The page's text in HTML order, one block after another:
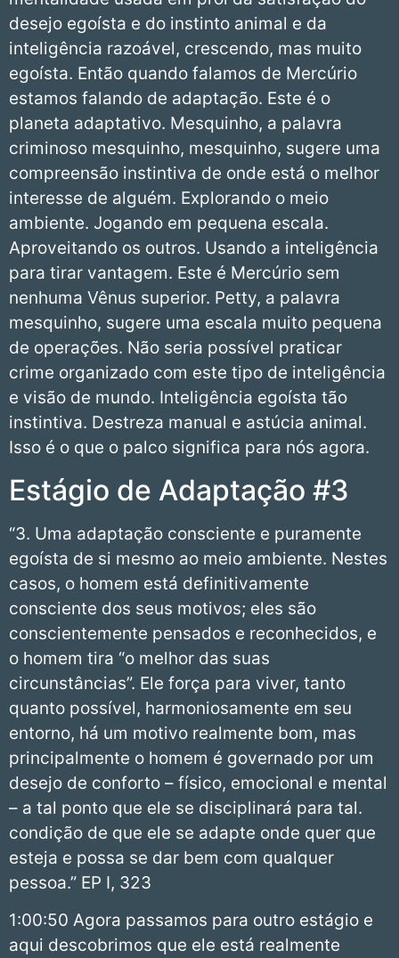
desejo egoísta e do instinto animal e da
inteligência razoável, crescendo, mas muito
egoísta. Então quando falamos de Mercúrio
estamos falando de adaptação. Este é o
planeta adaptativo. Mesquinho, a palavra
criminoso mesquinho, mesquinho, sugere uma
compreensão instintiva de onde está o melhor
interesse de alguém. Explorando o meio
ambiente. Jogando em pequena escala.
Aproveitando os outros. Usando a inteligência
para tirar vantagem. Este é Mercúrio sem
nenhuma Vênus superior. Petty, a palavra
mesquinho, sugere uma escala muito pequena
de operações. Não seria possível praticar
crime organizado com este tipo de inteligência
e visão de mundo. Inteligência egoísta tão
instintiva. Destreza manual e astúcia animal.
Isso é o que o palco significa para nós agora.
Estágio de Adaptação #3
“3. Uma adaptação consciente e puramente
egoísta de si mesmo ao meio ambiente. Nestes
casos, o homem está definitivamente
consciente dos seus motivos; eles são
conscientemente pensados e reconhecidos, e
o homem tira “o melhor das suas
circunstâncias”. Ele força para viver, tanto
quanto possível, harmoniosamente em seu
entorno, há um motivo realmente bom, mas
principalmente o homem é governado por um
desejo de conforto – físico, emocional e mental
– a tal ponto que ele se disciplinará para tal.
condição de que ele se adapte onde quer que
esteja e possa se dar bem com qualquer
pessoa.” EP I, 323
1:00:50 Agora passamos para outro estágio e
aqui descobrimos que ele está realmente